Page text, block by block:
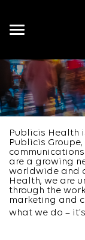
Toggle
ES
Publicis Health
Publicis
are a growing
worldwide and
Health, we are
through the
marketing and
what we do –